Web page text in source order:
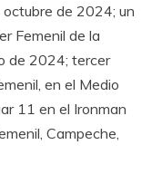
de 2024; un
Femenil de la
de 2024; tercer
en el Medio
11 en el Ironman
Campeche,